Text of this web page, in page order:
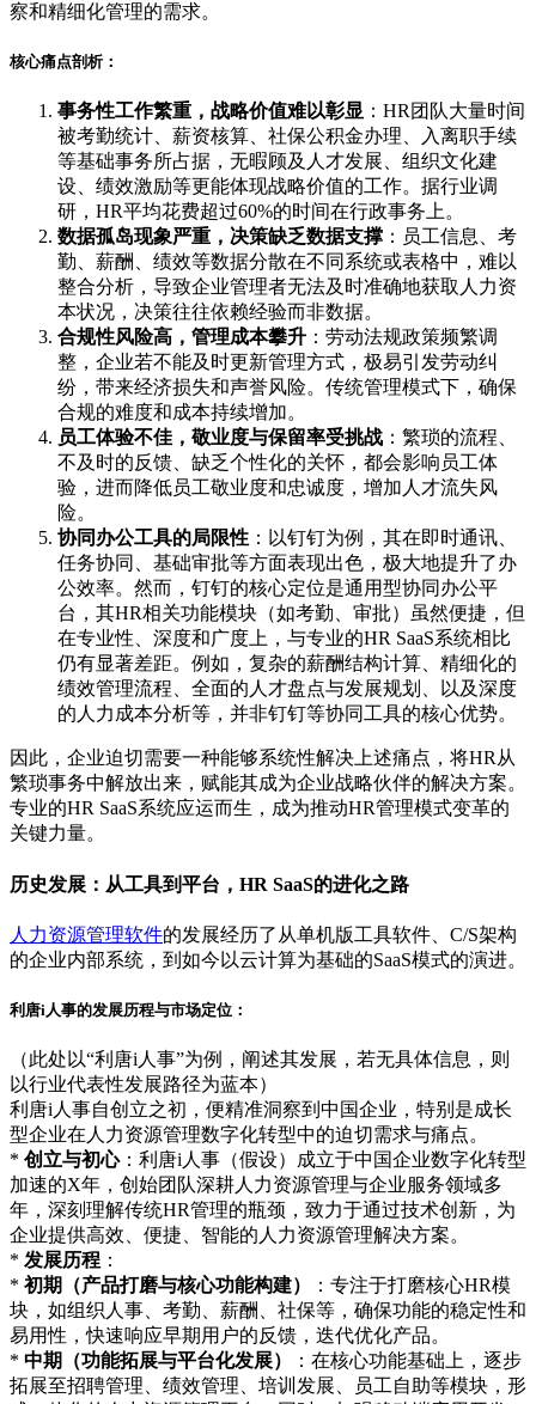
察和精细化管理的需求。
核心痛点剖析：
事务性工作繁重，战略价值难以彰显 ：HR团队大量时间
被考勤统计、薪资核算、社保公积金办理、入离职手续
等基础事务所占据，无暇顾及人才发展、组织文化建
设、绩效激励等更能体现战略价值的工作。据行业调
研，HR平均花费超过60%的时间在行政事务上。
数据孤岛现象严重，决策缺乏数据支撑 ：员工信息、考
勤、薪酬、绩效等数据分散在不同系统或表格中，难以
整合分析，导致企业管理者无法及时准确地获取人力资
本状况，决策往往依赖经验而非数据。
合规性风险高，管理成本攀升 ：劳动法规政策频繁调
整，企业若不能及时更新管理方式，极易引发劳动纠
纷，带来经济损失和声誉风险。传统管理模式下，确保
合规的难度和成本持续增加。
员工体验不佳，敬业度与保留率受挑战 ：繁琐的流程、
不及时的反馈、缺乏个性化的关怀，都会影响员工体
验，进而降低员工敬业度和忠诚度，增加人才流失风
险。
协同办公工具的局限性 ：以钉钉为例，其在即时通讯、
任务协同、基础审批等方面表现出色，极大地提升了办
公效率。然而，钉钉的核心定位是通用型协同办公平
台，其HR相关功能模块（如考勤、审批）虽然便捷，但
在专业性、深度和广度上，与专业的HR SaaS系统相比
仍有显著差距。例如，复杂的薪酬结构计算、精细化的
绩效管理流程、全面的人才盘点与发展规划、以及深度
的人力成本分析等，并非钉钉等协同工具的核心优势。
因此，企业迫切需要一种能够系统性解决上述痛点，将HR从
繁琐事务中解放出来，赋能其成为企业战略伙伴的解决方案。
专业的HR SaaS系统应运而生，成为推动HR管理模式变革的
关键力量。
历史发展：从工具到平台，HR SaaS的进化之路
人力资源管理软件的发展经历了从单机版工具软件、C/S架构
的企业内部系统，到如今以云计算为基础的SaaS模式的演进。
利唐i人事的发展历程与市场定位：
（此处以“利唐i人事”为例，阐述其发展，若无具体信息，则
以行业代表性发展路径为蓝本）
利唐i人事自创立之初，便精准洞察到中国企业，特别是成长
型企业在人力资源管理数字化转型中的迫切需求与痛点。
* 创立与初心：利唐i人事（假设）成立于中国企业数字化转型
加速的X年，创始团队深耕人力资源管理与企业服务领域多
年，深刻理解传统HR管理的瓶颈，致力于通过技术创新，为
企业提供高效、便捷、智能的人力资源管理解决方案。
* 发展历程 ：
* 初期（产品打磨与核心功能构建）
：专注于打磨核心HR模
块，如组织人事、考勤、薪酬、社保等，确保功能的稳定性和
易用性，快速响应早期用户的反馈，迭代优化产品。
* 中期（功能拓展与平台化发展）
：在核心功能基础上，逐步
拓展至招聘管理、绩效管理、培训发展、员工自助等模块，形